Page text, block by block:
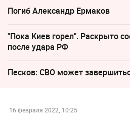
Погиб Александр Ермаков
"Пока Киев горел". Раскрыто
после удара РФ
Песков: СВО может
16 февраля 2022, 10:25